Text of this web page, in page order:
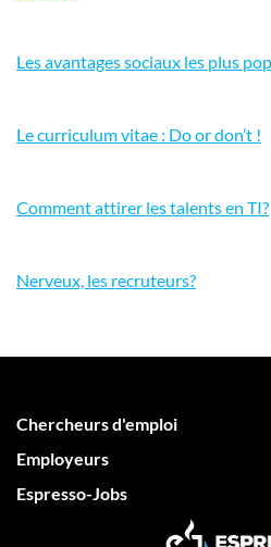
Les avantages sociaux les plus
Le curriculum vitae : Do or don’t !
Comment attirer les talents en TI?
Nerveux, les recruteurs?
Chercheurs d'emploi
Employeurs
Espresso-Jobs